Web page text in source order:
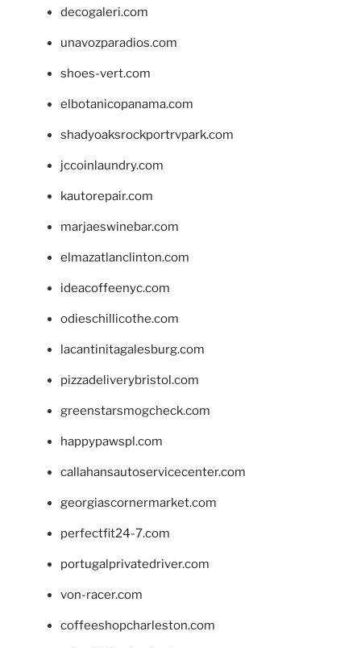
decogaleri.com
unavozparadios.com
shoes-vert.com
elbotanicopanama.com
shadyoaksrockportrvpark.com
jccoinlaundry.com
kautorepair.com
marjaeswinebar.com
elmazatlanclinton.com
ideacoffeenyc.com
odieschillicothe.com
lacantinitagalesburg.com
pizzadeliverybristol.com
greenstarsmogcheck.com
happypawspl.com
callahansautoservicecenter.com
georgiascornermarket.com
perfectfit24-7.com
portugalprivatedriver.com
von-racer.com
coffeeshopcharleston.com